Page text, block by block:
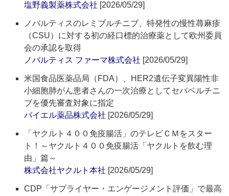
塩野義製薬株式会社 [2026/05/29]
ノバルティスのレミブルチニブ、特発性の慢性蕁麻疹
（CSU）に対する初の経口標的治療薬として欧州委員
会の承認を取得
ノバルティス ファーマ株式会社 [2026/05/29]
米国食品医薬品局（FDA）、HER2遺伝子変異陽性非
小細胞肺がん患者さんの一次治療としてセバベルチニ
ブを優先審査対象に指定
バイエル薬品株式会社 [2026/05/29]
「ヤクルト４００免疫腸活」のテレビＣＭをスター
ト！～ヤクルト４００免疫腸活「ヤクルトを飲む理
由」篇～
株式会社ヤクルト本社 [2026/05/29]
CDP「サプライヤー・エンゲージメント評価」で最高